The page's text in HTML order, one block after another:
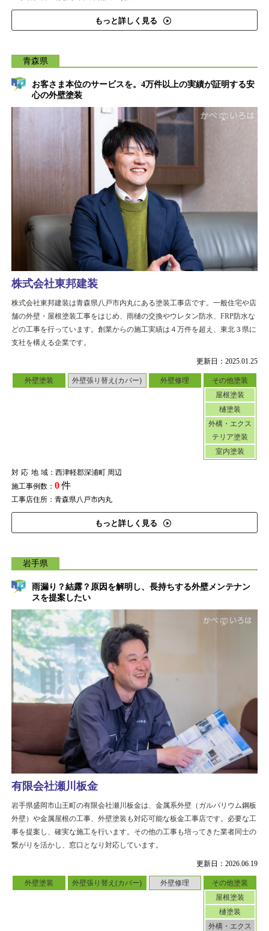
もっと詳しく見る
青森県
お客さま本位のサービスを。4万件以上の実績が証明する安
心の外壁塗装
更新日：2025.01.25
外壁塗装 外壁張り替え(カバー) 外壁修理
その他塗装
屋根塗装
樋塗装
外構・エクス
テリア塗装
室内塗装
対応地域：西津軽郡深浦町 周辺
施工事例数： 0件
工事店住所：青森県八戸市内丸
もっと詳しく見る
株式会社東邦建装
株式会社東邦建装は青森県八戸市内丸にある塗装工事店です。一般住宅や店
舗の外壁・屋根塗装工事をはじめ、雨樋の交換やウレタン防水、FRP防水な
どの工事を行っています。創業からの施工実績は４万件を超え、東北３県に
支社を構える企業です。
岩手県
雨漏り？結露？原因を解明し、長持ちする外壁メンテナン
スを提案したい
更新日：2026.06.19
外壁塗装 外壁張り替え(カバー) 外壁修理
その他塗装
屋根塗装
樋塗装
外構・エクス
有限会社瀬川板金
岩手県盛岡市山王町の有限会社瀬川板金は、金属系外壁（ガルバリウム鋼板
外壁）や金属屋根の工事、外壁塗装も対応可能な板金工事店です。必要な工
事を提案し、確実な施工を行います。その他の工事も培ってきた業者同士の
繋がりを活かし、窓口となり対応しています。